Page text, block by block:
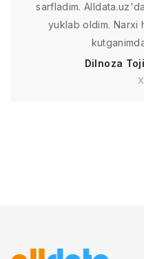
sarfladim.
yuklab oldim. Narxi
Dilnoza